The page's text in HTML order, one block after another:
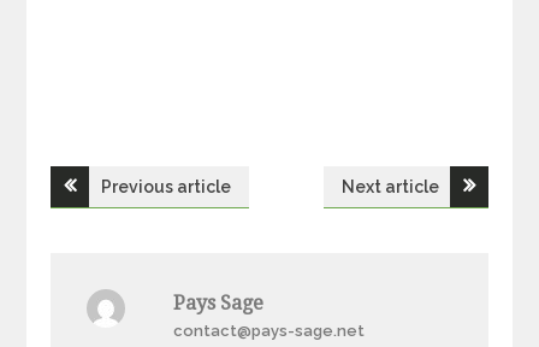
Navigation
l’article
Previous article Next article
Pays Sage
contact@pays-sage.net